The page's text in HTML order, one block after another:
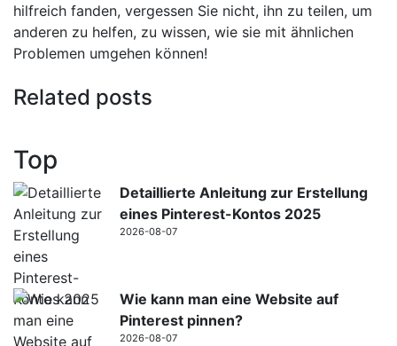
hilfreich fanden, vergessen Sie nicht, ihn zu teilen, um
anderen zu helfen, zu wissen, wie sie mit ähnlichen
Problemen umgehen können!
Related posts
Top
Detaillierte Anleitung zur Erstellung
eines Pinterest-Kontos 2025
2026-08-07
Wie kann man eine Website auf
Pinterest pinnen?
2026-08-07